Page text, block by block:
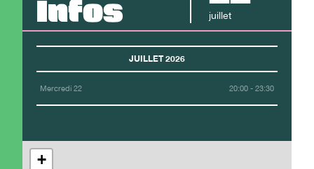
Infos juillet
JUILLET 2026
Mercredi 22 20:00 - 23:30
+